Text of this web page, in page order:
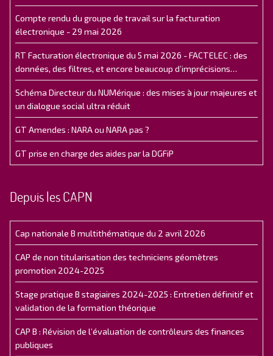
Compte rendu du groupe de travail sur la facturation
électronique - 29 mai 2026
RT Facturation électronique du 5 mai 2026 - FACTELEC : des
données, des filtres, et encore beaucoup d’imprécisions…
Schéma Directeur du NUMérique : des mises à jour majeures et
un dialogue social ultra réduit
GT Amendes : NARA ou NARA pas ?
GT prise en charge des aides par la DGFiP
Depuis les CAPN
Cap nationale B multithématique du 2 avril 2026
CAP de non titularisation des techniciens géomètres
promotion 2024-2025
Stage pratique B stagiaires 2024-2025 : Entretien définitif et
validation de la formation théorique
CAP B : Révision de l’évaluation de contrôleurs des finances
publiques